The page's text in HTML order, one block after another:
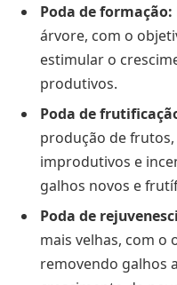
Poda de formação:
árvore, com o
estimular o
produtivos.
Poda de
produção de
improdutivos e
galhos novos e
Poda de
mais velhas, com o
removendo galhos